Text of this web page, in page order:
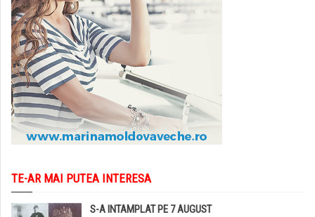
TE-AR MAI PUTEA INTERESA
S-A INTAMPLAT PE 7 AUGUST